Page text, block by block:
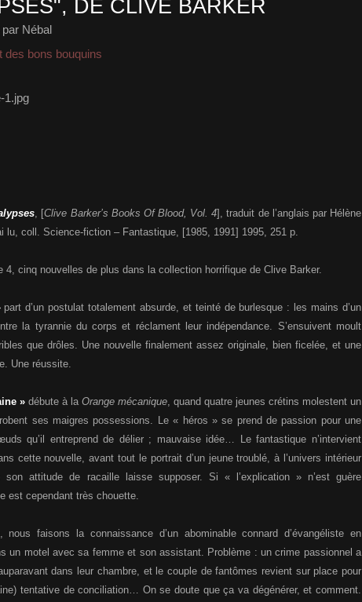
DE CLIVE BARKER
par Nébal
des bons bouquins
, [Clive Barker’s Books Of Blood, Vol. 4], traduit de l’anglais par Hélène
lu, coll. Science-fiction – Fantastique, [1985, 1991] 1995, 251 p.
4, cinq nouvelles de plus dans la collection horrifique de Clive Barker.
part d’un postulat totalement absurde, et teinté de burlesque : les mains d’un
la tyrannie du corps et réclament leur indépendance. S’ensuivent moult
que drôles. Une nouvelle finalement assez originale, bien ficelée, et une
Une réussite.
» débute à la Orange mécanique, quand quatre jeunes crétins molestent un
ses maigres possessions. Le « héros » se prend de passion pour une
qu’il entreprend de délier ; mauvaise idée… Le fantastique n’intervient
cette nouvelle, avant tout le portrait d’un jeune troublé, à l’univers intérieur
attitude de racaille laisse supposer. Si « l’explication » n’est guère
est cependant très chouette.
, nous faisons la connaissance d’un abominable connard d’évangéliste en
un motel avec sa femme et son assistant. Problème : un crime passionnel a
dans leur chambre, et le couple de fantômes revient sur place pour
tentative de conciliation… On se doute que ça va dégénérer, et comment.